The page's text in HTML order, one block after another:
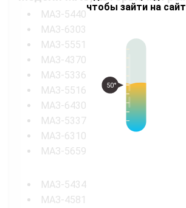
чтобы зайти на сайт
50°
МАЗ-5440
МАЗ-6303
МАЗ-5551
МАЗ-4370
МАЗ-5336
МАЗ-5516
МАЗ-6430
МАЗ-5337
МАЗ-6310
МАЗ-5659
МАЗ-5434
МАЗ-4581